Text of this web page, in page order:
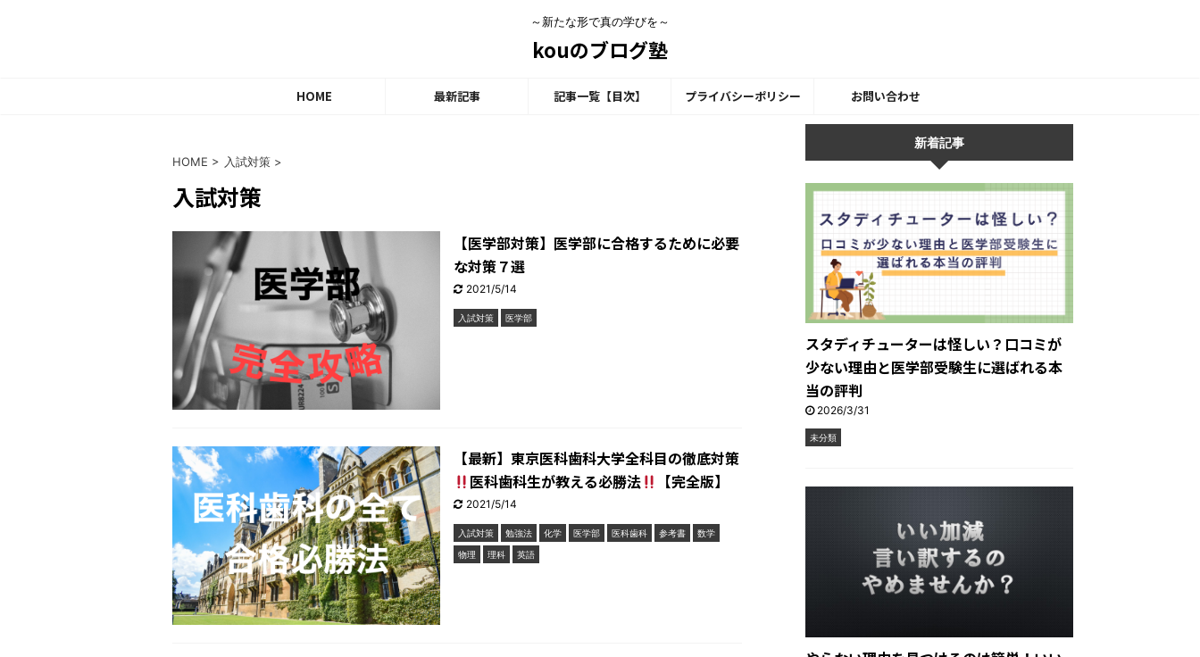
～新たな形で真の学びを～
kouのブログ塾
HOME 最新記事 記事一覧【目次】 プライバシーポリシー お問い合わせ
HOME > 入試対策 >
入試対策
【医学部対策】医学部に合格するために必要
な対策７選
2021/5/14
入試対策 医学部
【最新】東京医科歯科大学全科目の徹底対策
医科歯科生が教える必勝法
【完全版】
2021/5/14
入試対策 勉強法 化学 医学部 医科歯科 参考書
数学
物理
理科 英語
新着記事
スタディチューターは怪しい？口コミが
少ない理由と医学部受験生に選ばれる本
当の評判
2026/3/31
未分類